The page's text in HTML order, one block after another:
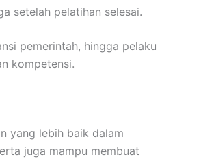
setelah pelatihan selesai.
pemerintah, hingga pelaku
kompetensi.
yang lebih baik dalam
juga mampu membuat